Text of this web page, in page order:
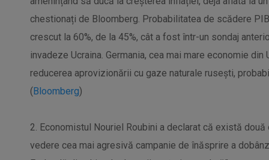
chestionați de Bloomberg. Probabilitatea de scădere
crescut la 60%, de la 45%, cât a fost într-un sondaj
invadeze Ucraina. Germania, cea mai mare economie
reducerea aprovizionării cu gaze naturale rusești,
(Bloomberg)
2. Economistul Nouriel Roubini a declarat că există două
vedere cea mai agresivă campanie de înăsprire a